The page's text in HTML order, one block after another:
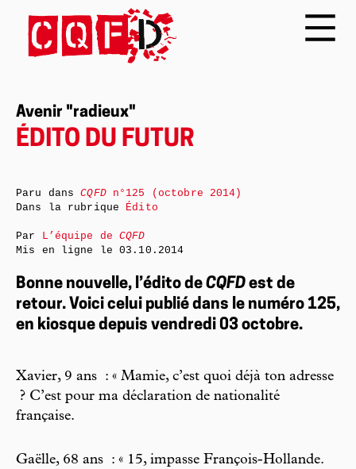
Avenir "radieux"
ÉDITO DU FUTUR
Bonne nouvelle, l’édito de CQFD est de
retour. Voici celui publié dans le numéro 125,
en kiosque depuis vendredi 03 octobre.
Xavier, 9 ans : « Mamie, c’est quoi déjà ton adresse
? C’est pour ma déclaration de nationalité
française.
Gaëlle, 68 ans : « 15, impasse François-Hollande.
Paru dansCQFDn°125 (octobre 2014)
Dans la rubrique Édito
Par L’équipe deCQFD
Mis en ligne le03.10.2014